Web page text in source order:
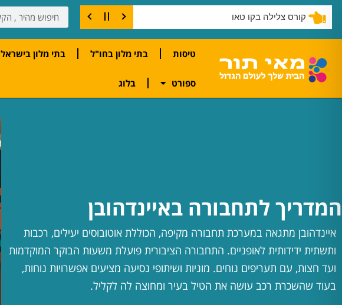
דברים שחייבים לעשות בקו טאו
טיסות בתי מלון בחו"ל בתי מלון בישראל
ספורט בלוג
המדריך לתחבורה באיינדהובן
איינדהובן מתגאה במערכת תחבורה מקיפה, הכוללת אוטובוסים יעילים, רכבות
ותשתית ידידותית לאופניים. התחבורה הציבורית פועלת משעות הבוקר המוקדמות
ועד חצות, עם תעריפים נוחים. מוניות ושיתופי נסיעה מציעים אפשרויות נוחות,
בעוד שהשכרת רכב עושה את הטיל בעיר ומחוצה לה לקליל.